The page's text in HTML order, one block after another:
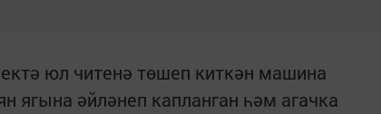
юл читенә төшеп киткән машина
ягына әйләнеп капланган һәм агачка